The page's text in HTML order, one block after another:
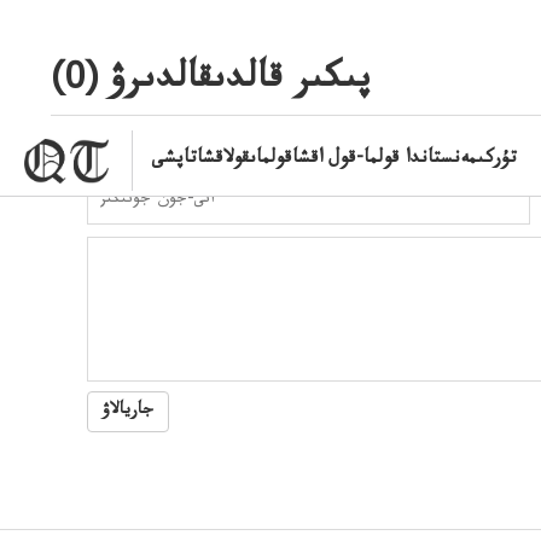
تۇركىمەنستاندا قولما-قول اقشاقولماىقولاقشاتاپشى
پىكىر قالدىقالدىرۋ (0
)
جاريالاۋ